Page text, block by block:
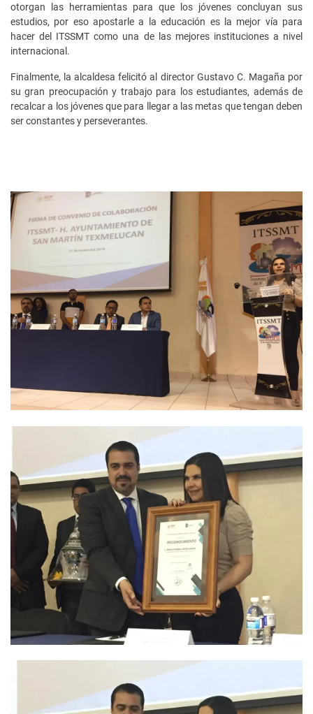
otorgan las herramientas para que los jóvenes concluyan sus
estudios, por eso apostarle a la educación es la mejor vía para
hacer del ITSSMT como una de las mejores instituciones a nivel
internacional.
Finalmente, la alcaldesa felicitó al director Gustavo C. Magaña por
su gran preocupación y trabajo para los estudiantes, además de
recalcar a los jóvenes que para llegar a las metas que tengan deben
ser constantes y perseverantes.